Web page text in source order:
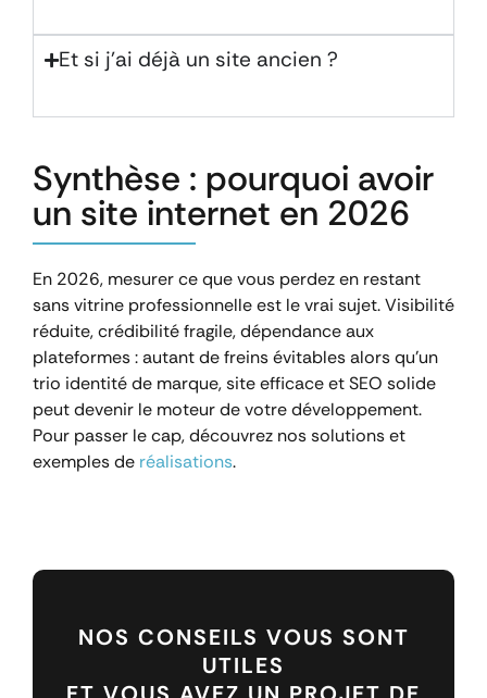
Et si j’ai déjà un site ancien ?
Synthèse : pourquoi avoir
un site internet en 2026
En 2026, mesurer ce que vous perdez en restant
sans vitrine professionnelle est le vrai sujet. Visibilité
réduite, crédibilité fragile, dépendance aux
plateformes : autant de freins évitables alors qu’un
trio identité de marque, site efficace et SEO solide
peut devenir le moteur de votre développement.
Pour passer le cap, découvrez nos solutions et
exemples de réalisations.
NOS CONSEILS VOUS SONT
UTILES